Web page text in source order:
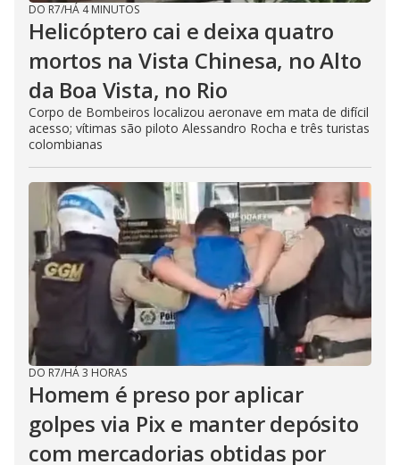
DO R7/HÁ 4 MINUTOS
Helicóptero cai e deixa quatro
mortos na Vista Chinesa, no Alto
da Boa Vista, no Rio
Corpo de Bombeiros localizou aeronave em mata de difícil
acesso; vítimas são piloto Alessandro Rocha e três turistas
colombianas
DO R7/HÁ 3 HORAS
Homem é preso por aplicar
golpes via Pix e manter depósito
com mercadorias obtidas por